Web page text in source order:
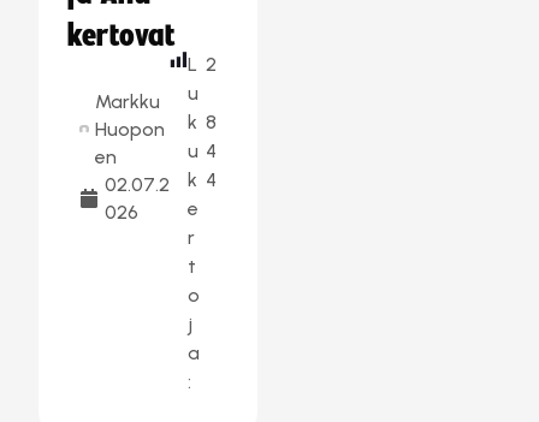
kertovat
Markku
Huopon
en
02.07.2
026
L
u
k
u
k
e
r
t
o
j
a
:
2
8
4
4